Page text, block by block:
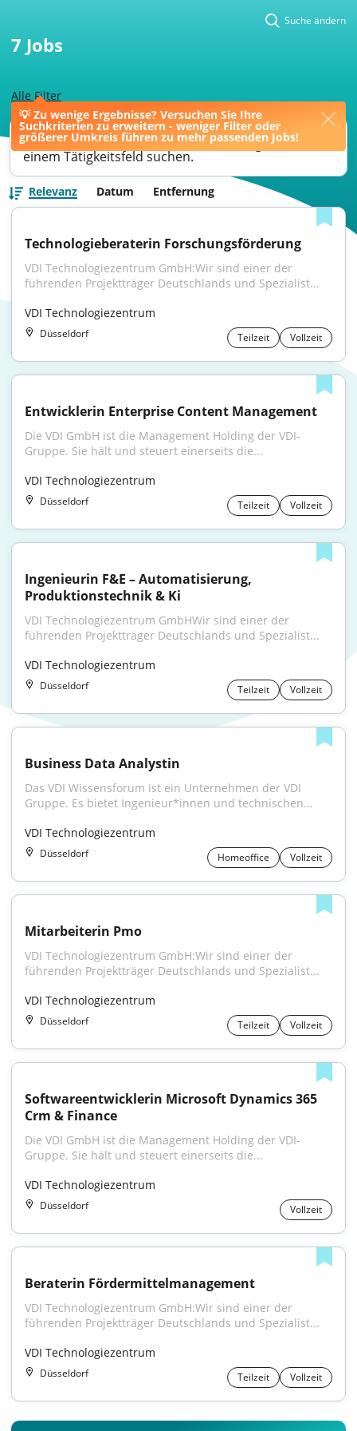
💡 Zu wenige Ergebnisse? Versuchen Sie Ihre
Suchkriterien zu erweitern - weniger Filter oder
größerer Umkreis führen zu mehr passenden Jobs!
Alle Filter
Suche ändern
7 Jobs
Ihre Jobsuche könnte bessere Ergebnisse liefern,
wenn Sie nach einer Berufsbezeichnung oder
einem Tätigkeitsfeld suchen.
Relevanz Datum Entfernung
Technologieberaterin Forschungsförderung
VDI Technologiezentrum GmbH:Wir sind einer der
führenden Projektträger Deutschlands und Spezialist...
VDI Technologiezentrum
Düsseldorf Teilzeit Vollzeit
Entwicklerin Enterprise Content Management
Die VDI GmbH ist die Management Holding der VDI-
Gruppe. Sie hält und steuert einerseits die...
VDI Technologiezentrum
Düsseldorf Teilzeit Vollzeit
Ingenieurin F&E – Automatisierung,
Produktionstechnik & Ki
VDI Technologiezentrum GmbHWir sind einer der
führenden Projektträger Deutschlands und Spezialist...
VDI Technologiezentrum
Düsseldorf Teilzeit Vollzeit
Business Data Analystin
Das VDI Wissensforum ist ein Unternehmen der VDI
Gruppe. Es bietet Ingenieur*innen und technischen...
VDI Technologiezentrum
Düsseldorf Homeoffice Vollzeit
Mitarbeiterin Pmo
VDI Technologiezentrum GmbH:Wir sind einer der
führenden Projektträger Deutschlands und Spezialist...
VDI Technologiezentrum
Düsseldorf Teilzeit Vollzeit
Softwareentwicklerin Microsoft Dynamics 365
Crm & Finance
Die VDI GmbH ist die Management Holding der VDI-
Gruppe. Sie hält und steuert einerseits die...
VDI Technologiezentrum
Düsseldorf Vollzeit
Beraterin Fördermittelmanagement
VDI Technologiezentrum GmbH:Wir sind einer der
führenden Projektträger Deutschlands und Spezialist...
VDI Technologiezentrum
Düsseldorf Teilzeit Vollzeit